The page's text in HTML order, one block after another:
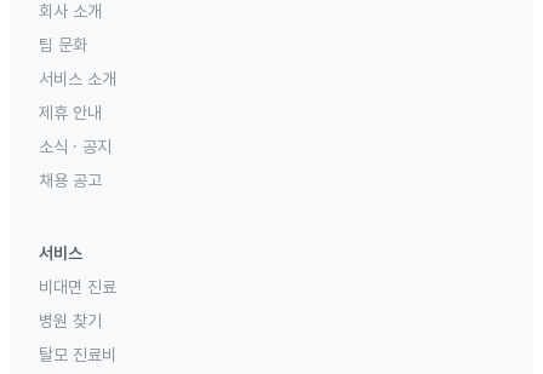
회사 소개
팀 문화
서비스 소개
제휴 안내
소식 · 공지
채용 공고
서비스
비대면 진료
병원 찾기
탈모 진료비